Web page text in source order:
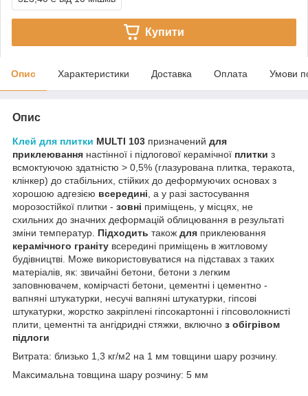
Купити
Опис Характеристики Доставка Оплата Умови
Опис
Клей для плитки MULTI 103 призначений для
приклеювання настінної і підлогової керамічної плитки з
всмоктуючою здатністю > 0,5% (глазурована плитка, теракота,
клінкер) до стабільних, стійких до деформуючих основах з
хорошою адгезією всередині , а у разі застосування
морозостійкої плитки - зовні приміщень, у місцях, не
схильних до значних деформацій облицювання в результаті
зміни температур. Підходить також для приклеювання
керамічного граніту всередині приміщень в житловому
будівництві. Може використовуватися на підставах з таких
матеріалів, як: звичайні бетони, бетони з легким
заповнювачем, комірчасті бетони, цементні і цементно -
вапняні штукатурки, несучі вапняні штукатурки, гіпсові
штукатурки, жорстко закріплені гіпсокартонні і гіпсоволокнисті
плити, цементні та ангідридні стяжки, включно з обігрівом
підлоги
Витрата: близько 1,3 кг/м2 на 1 мм товщини шару розчину.
Максимальна товщина шару розчину: 5 мм